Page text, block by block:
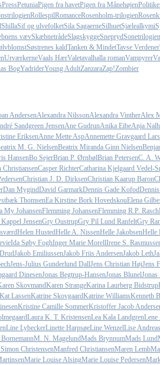
PetuniaPigen fra havetPigen fra Månehøjen
RollespilRomanceRosenholm-trilogien
ShillaSif og ulvefolketSila SagaerneSilhuetSjælealkymi
vævSkæbnetrådeSlagskyggeSneprydSonetrilogien
Søstrenes kaldTanken & MindetTavse Verdener
UrværkerneVaals HærValetavalhalla romanVampyrer
BogYadriderYoung AdultZanzaraZap!Zombier
AndersenAlexandra NilssonAlexandra VintherAlex
Sandgreen JensenAne GudrunAnika EibeAnja
EriksenAnne Mette AspAnnemette Gravgaard
M. G. NielsenBeatrix Miranda Ginn Nielsen
HansenBo SejerBrian P. ØrnbølBrian PetersenC. A.
ChristiansenCasper RichterCatharina Kjelgaard Vedel-
Christian J. D. DirksenChristian Kaarup Baron
Dan MygindDavid GarmarkDennis Gade Kofod
ThomsenEa Kirstine Bork HovedskouElena
My JohansenFlemming JohansenFlemming R.P. Rasch
JensenGry OustrupGry Pil Lund RanfeltGry
Helen HustedHelle A. NissenHelle JakobsenHelle
Ida Søby FoghInger Marie MorellIrene S.
Jakob EmiliussenJakob Friis AndersenJakob Leth
Jens-Julius Gunderlund DallJens Christian HøjJens
DinesenJonas Begtrup-HansenJonas BlunelJonas
SkovmandKaren StrangeKarina Laurberg Bidstrup
Kat LassenKatrine SkovgaardKatrine WilliamsKenneth
Kristine Camille SommerKristoffer Jacob
Laura K. T. KristensenLea Kala Landgren
Line LybeckerLinette HarpsøeLine WenzelLise
M. N. MagelundMads BrynnumMads Lund
ChristensenManfred ChristiansenMaren Lemb
Marie Louise AlsingMarie Louise Pedersen